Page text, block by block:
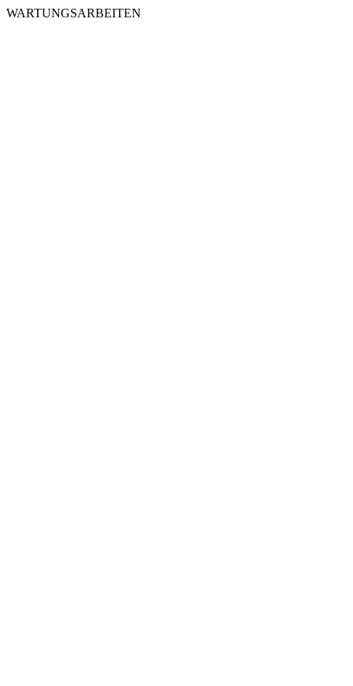
WARTUNGSARBEITEN